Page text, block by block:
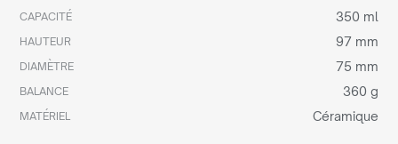
CAPACITÉ 350 ml
HAUTEUR 97 mm
DIAMÈTRE 75 mm
BALANCE 360 g
MATÉRIEL Céramique